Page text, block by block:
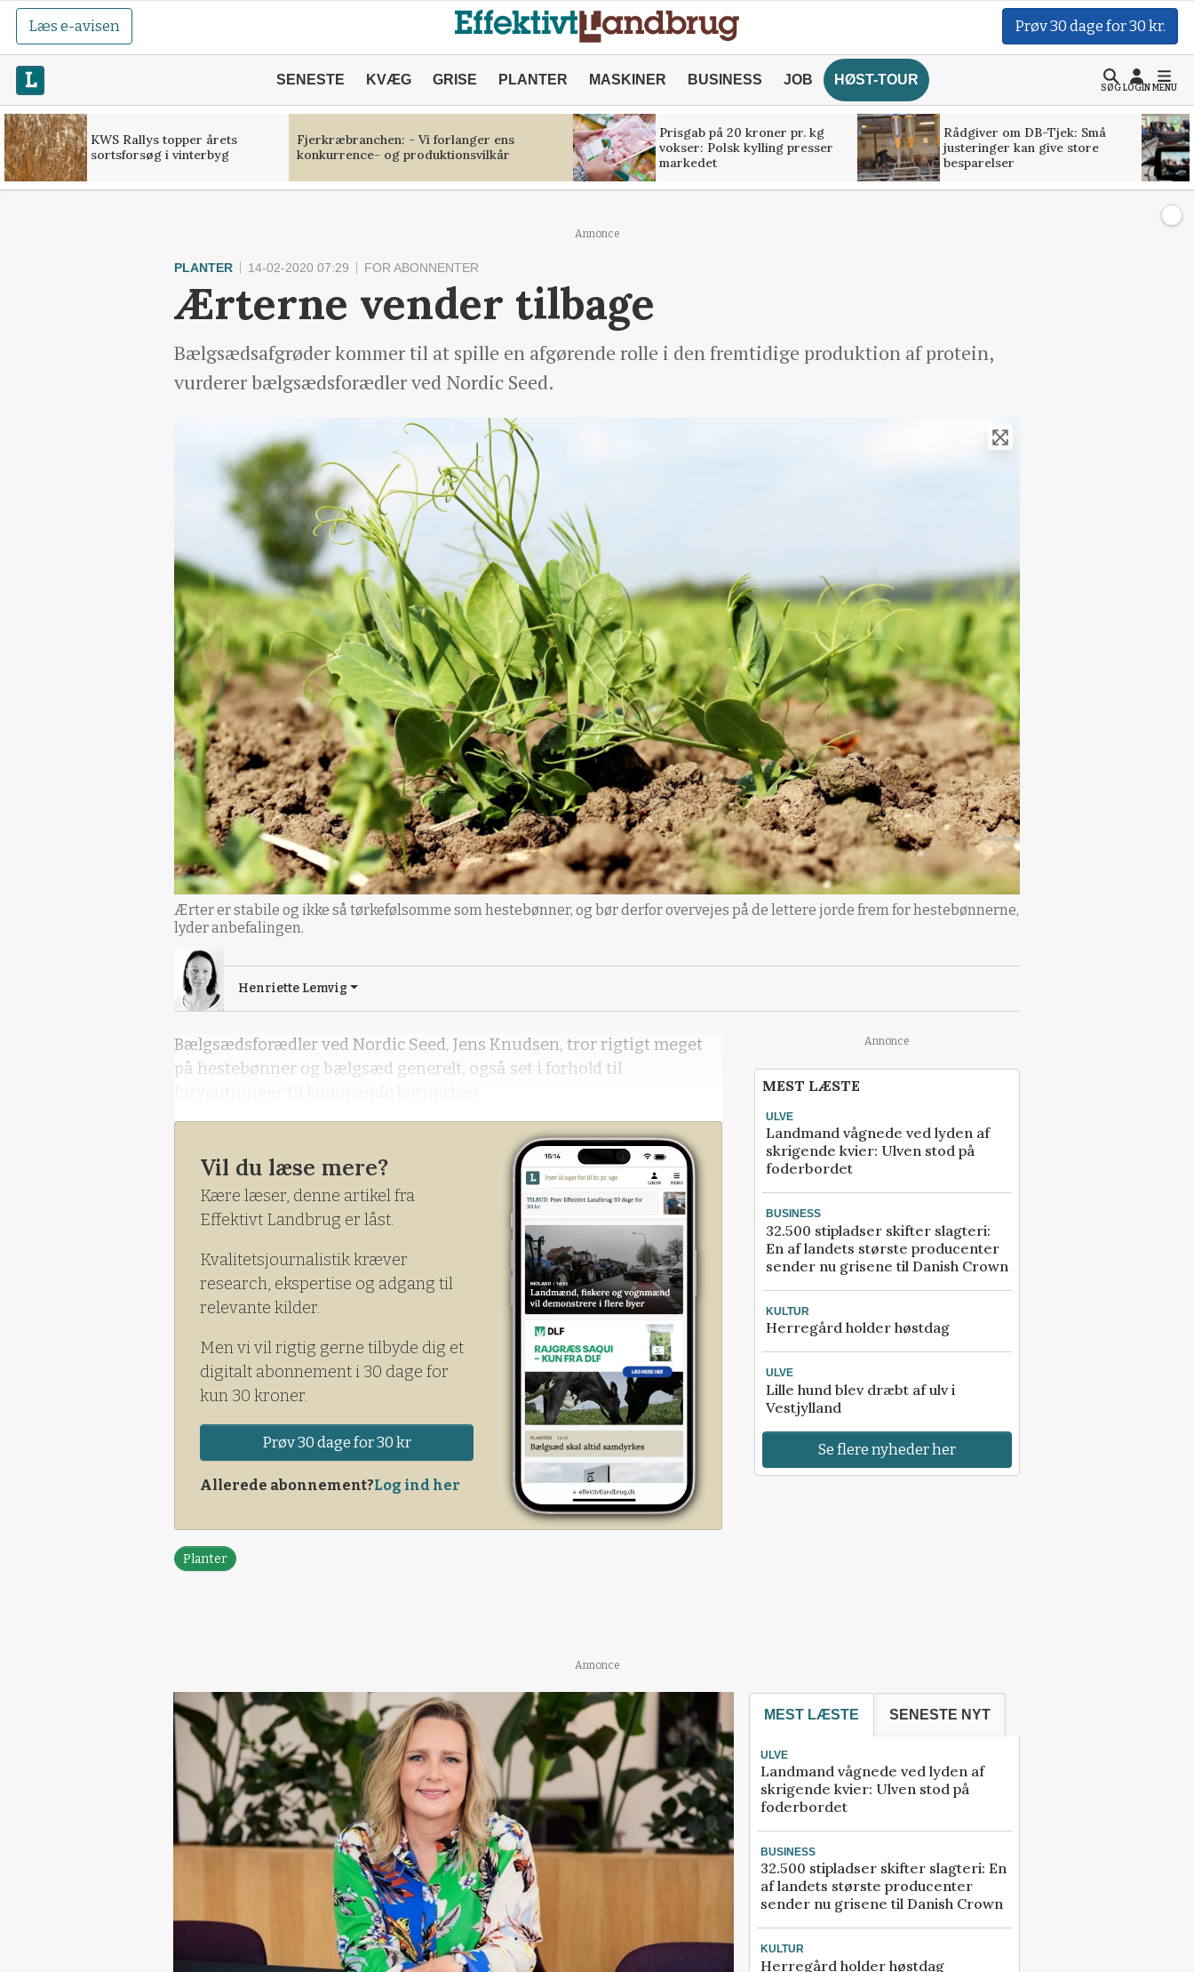
Læs e-avisen Prøv 30 dage for 30 kr.
SENESTE KVÆG GRISE PLANTER MASKINER BUSINESS JOB HØST-TOUR
SØGLOGINMENU
KWS Rallys topper årets
sortsforsøg i vinterbyg
Fjerkræbranchen: - Vi forlanger ens
konkurrence- og produktionsvilkår
Prisgab på 20 kroner pr. kg
vokser: Polsk kylling presser
markedet
Rådgiver om DB-Tjek: Små
justeringer kan give store
besparelser
Annonce
PLANTER 14-02-2020 07:29 FOR ABONNENTER
Ærterne vender tilbage
Bælgsædsafgrøder kommer til at spille en afgørende rolle i den fremtidige produktion af protein,
vurderer bælgsædsforædler ved Nordic Seed.
Ærter er stabile og ikke så tørkefølsomme som hestebønner, og bør derfor overvejes på de lettere jorde frem for hestebønnerne,
lyder anbefalingen.
Henriette Lemvig
Bælgsædsforædler ved Nordic Seed, Jens Knudsen, tror rigtigt meget
på hestebønner og bælgsæd generelt, også set i forhold til
Vil du læse mere?
Kære læser, denne artikel fra
Effektivt Landbrug er låst.
Kvalitetsjournalistik kræver
research, ekspertise og adgang til
relevante kilder.
Men vi vil rigtig gerne tilbyde dig et
digitalt abonnement i 30 dage for
kun 30 kroner.
Prøv 30 dage for 30 kr
Allerede abonnement?Log ind her
Planter
Annonce
MEST LÆSTE
ULVE
Landmand vågnede ved lyden af
skrigende kvier: Ulven stod på
foderbordet
BUSINESS
32.500 stipladser skifter slagteri:
En af landets største producenter
sender nu grisene til Danish Crown
KULTUR
Herregård holder høstdag
ULVE
Lille hund blev dræbt af ulv i
Vestjylland
Se flere nyheder her
Annonce
MEST LÆSTE SENESTE NYT
ULVE
Landmand vågnede ved lyden af
skrigende kvier: Ulven stod på
foderbordet
BUSINESS
32.500 stipladser skifter slagteri: En
af landets største producenter
sender nu grisene til Danish Crown
KULTUR
Herregård holder høstdag